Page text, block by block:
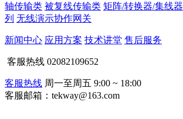
轴传输类 被复线传输类 矩阵/转换器/集线器
列 无线演示协作网关
新闻中心 应用方案 技术讲堂 售后服务
客服热线 02082109652
客服热线 周一至周五 9:00 ~ 18:00
客服邮箱：tekway@163.com